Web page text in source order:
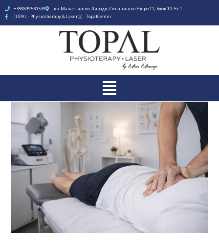
+359899530539
кв. Манастирски Ливади, Синанишко Езеро 11, Блок 10. Ет 1
TOPAL - Physiotherapy & Laser
TopalCenter